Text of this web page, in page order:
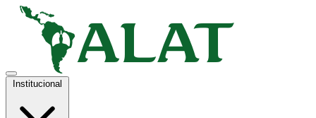
Institucional